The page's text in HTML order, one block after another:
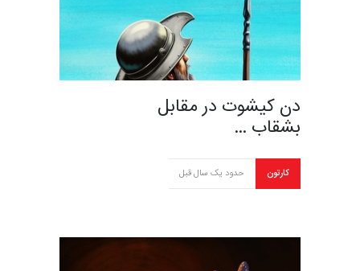
دن کیشوت در مقابل
بشقاب …
کارتون حدود یک سال قبل